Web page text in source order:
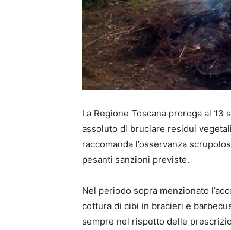
La Regione Toscana proroga al
assoluto di bruciare residui
raccomanda l’osservanza
pesanti sanzioni previste.
Nel periodo sopra menzionato
cottura di cibi in bracieri e
sempre nel rispetto delle